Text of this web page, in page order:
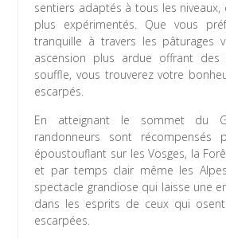
sentiers adaptés à tous les
plus expérimentés. Que vous
tranquille à travers les pâturages
ascension plus ardue offrant
souffle, vous trouverez votre
escarpés.
En atteignant le sommet du
randonneurs sont récompensés
époustouflant sur les Vosges, la
et par temps clair même les Alpes
spectacle grandiose qui laisse une
dans les esprits de ceux qui
escarpées.